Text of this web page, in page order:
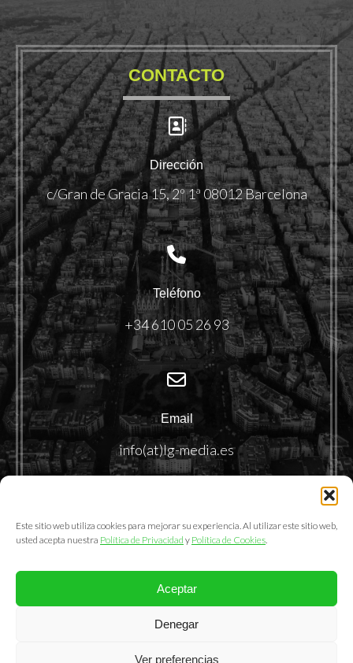
Este sitio web utiliza cookies para mejorar su experiencia. Al utilizar este sitio web,
usted acepta nuestra Política de Privacidad y Política de Cookies.
Aceptar
Denegar
Ver preferencias
CONTACTO
Dirección
c/Gran de Gracia 15, 2º 1ª 08012 Barcelona
Teléfono
+34 610 05 26 93
Email
info(at)lg-media.es
@2025. LemonGrass Communications S.L.